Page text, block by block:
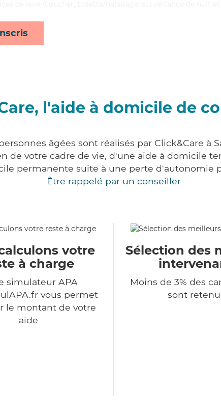
l'aide à domicile de
âgées sont réalisés par Click&Care à
de votre cadre de vie, d'une aide à domicile
permanente suite à une perte d'autonomie
Être rappelé par un conseiller
votre
à charge
simulateur APA
vous permet
le montant de votre
aide
Sélection des
Moins de 3% des
sont